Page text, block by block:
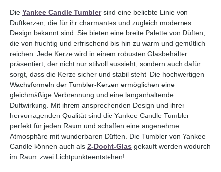
Die Yankee Candle Tumblersind eine beliebte Linie von
Duftkerzen, die für ihr charmantes und zugleich modernes
Design bekannt sind. Sie bieten eine breite Palette von Düften,
die von fruchtig und erfrischend bis hin zu warm und gemütlich
reichen. Jede Kerze wird in einem robusten Glasbehälter
präsentiert, der nicht nur stilvoll aussieht, sondern auch dafür
sorgt, dass die Kerze sicher und stabil steht. Die hochwertigen
Wachsformeln der Tumbler-Kerzen ermöglichen eine
gleichmäßige Verbrennung und eine langanhaltende
Duftwirkung. Mit ihrem ansprechenden Design und ihrer
hervorragenden Qualität sind die Yankee Candle Tumbler
perfekt für jeden Raum und schaffen eine angenehme
Atmosphäre mit wunderbaren Düften. Die Tumbler von Yankee
Candle können auch als 2-Docht-Glas gekauft werden wodurch
im Raum zwei Lichtpunkteentstehen!